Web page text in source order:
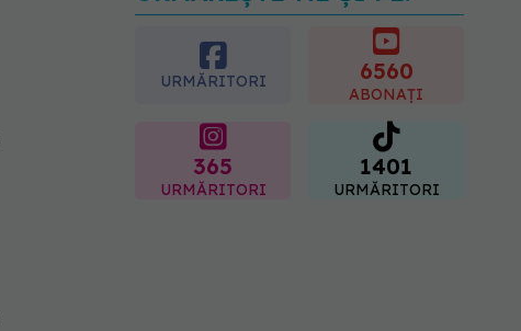
semnul ignorat care poate
ascunde probleme
serioase de sănătate
08.08.2026, 20:00
URMĂRITORI 6560
ABONAȚI
365
URMĂRITORI
1401
URMĂRITORI